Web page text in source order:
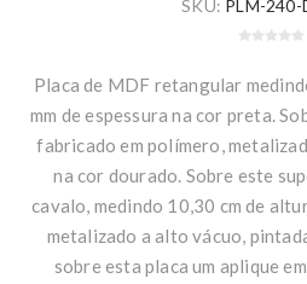
SKU: PLM-
Placa de MDF retangular
mm de espessura na cor preta.
fabricado em polímero,
na cor dourado. Sobre este
cavalo, medindo 10,30 cm de
metalizado a alto vácuo,
sobre esta placa um aplique